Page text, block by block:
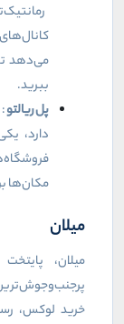
می‌دهد
ببرید.
پل ریالتو
دارد،
مکان‌ها
میلان
میلان،
خرید لوکس،